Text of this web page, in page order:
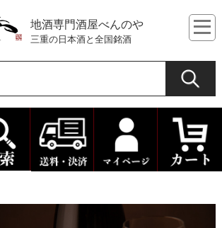
地酒専門酒屋べんのや
三重の日本酒と全国銘酒